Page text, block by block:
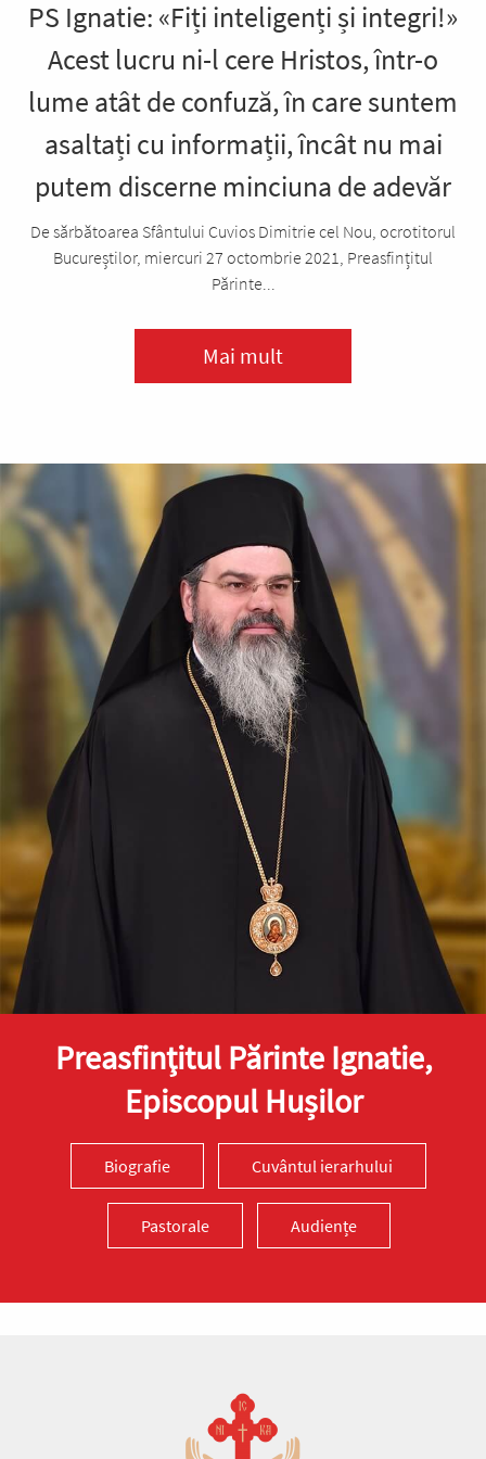
PS Ignatie: «Fiți inteligenți și integri!»
Acest lucru ni-l cere Hristos, într-o
lume atât de confuză, în care suntem
asaltați cu informații, încât nu mai
putem discerne minciuna de adevăr
De sărbătoarea Sfântului Cuvios Dimitrie cel Nou, ocrotitorul
Bucureștilor, miercuri 27 octombrie 2021, Preasfințitul
Părinte...
Mai mult
Preasfinţitul Părinte Ignatie,
Episcopul Hușilor
Biografie Cuvântul ierarhului
Pastorale Audiențe